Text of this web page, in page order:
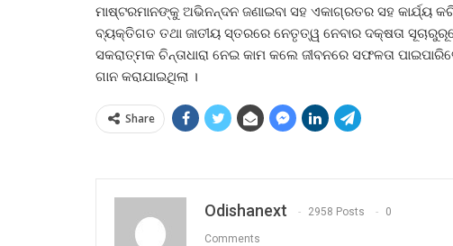
ମାଷ୍ଟରମାନଙ୍କୁ ଅଭିନନ୍ଦନ ଜଣାଇବା ସହ ଏକାଗ୍ରତର ସହ କାର୍ଯ୍ୟ
ବ୍ୟକ୍ତିଗତ ତଥା ଜାତୀୟ ସ୍ତରରେ ନେତୃତ୍ୱ ନେବାର ଦକ୍ଷତା
ସକରାତ୍ମକ ଚିନ୍ତାଧାରା ନେଇ କାମ କଲେ ଜୀବନରେ ସଫଳତା
ଗାନ କରାଯାଇଥିଲା ।
Share
Odishanext 2958 Posts 0
Comments